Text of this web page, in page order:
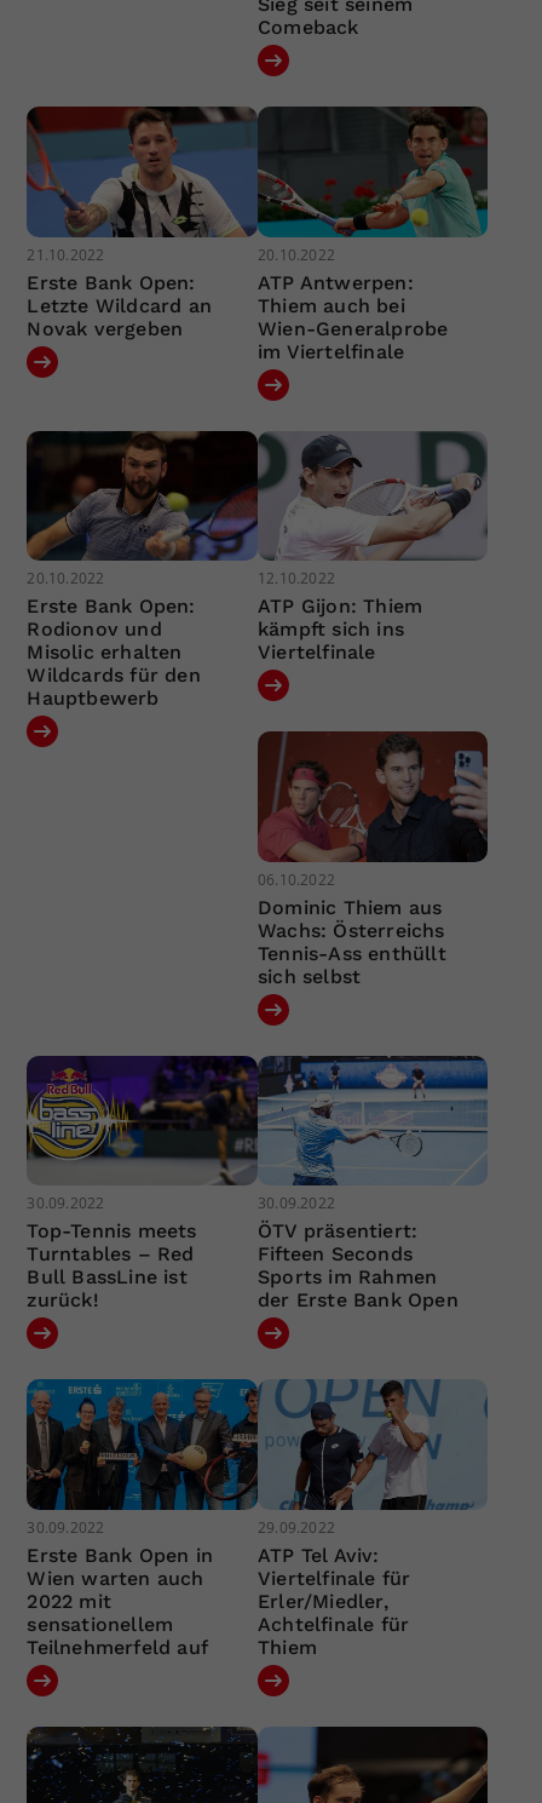
Comeback
21.10.2022
Erste Bank Open:
Letzte Wildcard an
Novak vergeben
20.10.2022
ATP Antwerpen:
Thiem auch bei
Wien-Generalprobe
im Viertelfinale
20.10.2022
Erste Bank Open:
Rodionov und
Misolic erhalten
Wildcards für den
Hauptbewerb
12.10.2022
ATP Gijon: Thiem
kämpft sich ins
Viertelfinale
06.10.2022
Dominic Thiem aus
Wachs: Österreichs
Tennis-Ass enthüllt
sich selbst
30.09.2022
Top-Tennis meets
Turntables – Red
Bull BassLine ist
zurück!
30.09.2022
ÖTV präsentiert:
Fifteen Seconds
Sports im Rahmen
der Erste Bank Open
30.09.2022
Erste Bank Open in
Wien warten auch
2022 mit
sensationellem
Teilnehmerfeld auf
29.09.2022
ATP Tel Aviv:
Viertelfinale für
Erler/Miedler,
Achtelfinale für
Thiem